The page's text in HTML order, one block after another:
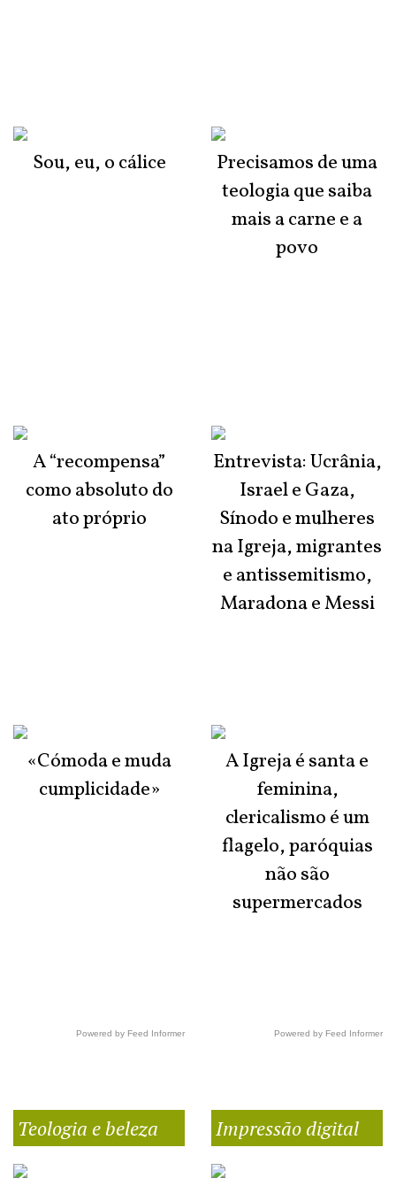
Sou, eu, o cálice
A “recompensa”
como absoluto do
ato próprio
«Cómoda e muda
cumplicidade»
Powered by Feed Informer
Precisamos de uma
teologia que saiba
mais a carne e a
povo
Entrevista: Ucrânia,
Israel e Gaza,
Sínodo e mulheres
na Igreja, migrantes
e antissemitismo,
Maradona e Messi
A Igreja é santa e
feminina,
clericalismo é um
flagelo, paróquias
não são
supermercados
Powered by Feed Informer
Teologia e beleza Impressão digital